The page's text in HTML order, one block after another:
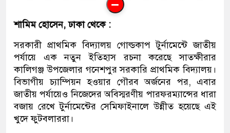
শামিম হোসেন, ঢাকা থেকে :
সরকারী প্রাথমিক বিদ্যালয় গোল্ডকাপ টুর্নামেন্টে জাতীয়
পর্যায়ে এক নতুন ইতিহাস রচনা করেছে সাতক্ষীরার
কালিগঞ্জ উপজেলার গনেশপুর সরকারি প্রাথমিক বিদ্যালয়।
বিভাগীয় চ্যাম্পিয়ন হওয়ার গৌরব অর্জনের পর, এবার
জাতীয় পর্যায়েও নিজেদের অবিস্মরণীয় পারফরম্যান্সের ধারা
বজায় রেখে টুর্নামেন্টের সেমিফাইনালে উন্নীত হয়েছে এই
খুদে ফুটবলাররা।